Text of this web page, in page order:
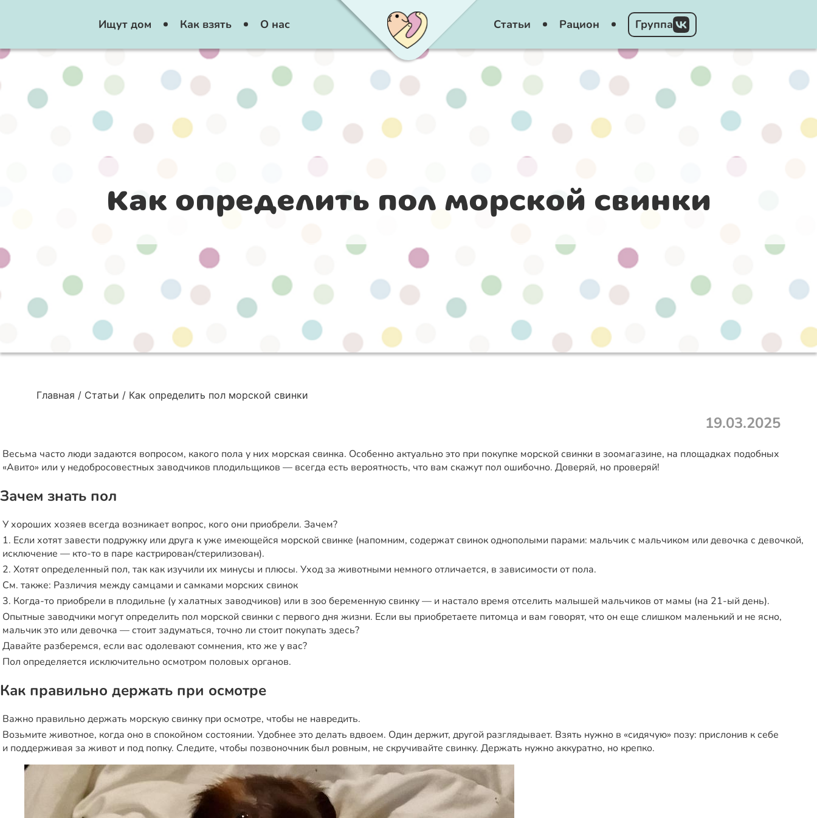
Ищут дом Как взять О нас Статьи Рацион Группа
Как определить пол морской свинки
Главная Статьи Как определить пол морской свинки
19.03.2025
Весьма часто люди задаются вопросом, какого пола у них морская свинка. Особенно актуально это при покупке морской свинки в зоомагазине, на площадках подобных
«Авито» или у недобросовестных заводчиков плодильщиков — всегда есть вероятность, что вам скажут пол ошибочно. Доверяй, но проверяй!
Зачем знать пол
У хороших хозяев всегда возникает вопрос, кого они приобрели. Зачем?
1. Если хотят завести подружку или друга к уже имеющейся морской свинке (напомним, содержат свинок однополыми парами: мальчик с мальчиком или девочка с девочкой,
исключение — кто-то в паре кастрирован/стерилизован).
2. Хотят определенный пол, так как изучили их минусы и плюсы. Уход за животными немного отличается, в зависимости от пола.
См. также: Различия между самцами и самками морских свинок
3. Когда-то приобрели в плодильне (у халатных заводчиков) или в зоо беременную свинку — и настало время отселить малышей мальчиков от мамы (на 21-ый день).
Опытные заводчики могут определить пол морской свинки с первого дня жизни. Если вы приобретаете питомца и вам говорят, что он еще слишком маленький и не ясно,
мальчик это или девочка — стоит задуматься, точно ли стоит покупать здесь?
Давайте разберемся, если вас одолевают сомнения, кто же у вас?
Пол определяется исключительно осмотром половых органов.
Как правильно держать при осмотре
Важно правильно держать морскую свинку при осмотре, чтобы не навредить.
Возьмите животное, когда оно в спокойном состоянии. Удобнее это делать вдвоем. Один держит, другой разглядывает. Взять нужно в «сидячую» позу: прислонив к себе
и поддерживая за живот и под попку. Следите, чтобы позвоночник был ровным, не скручивайте свинку. Держать нужно аккуратно, но крепко.